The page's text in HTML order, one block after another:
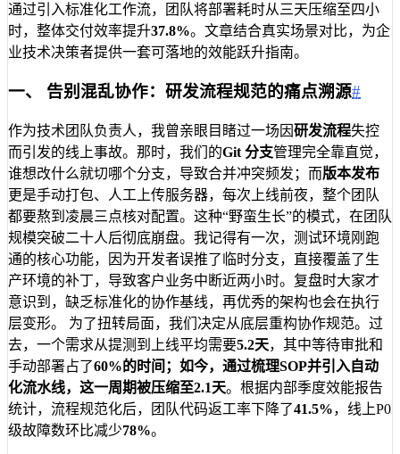
通过引入标准化工作流，团队将部署耗时从三天压缩至四小
时，整体交付效率提升37.8%。文章结合真实场景对比，为企
业技术决策者提供一套可落地的效能跃升指南。
一、 告别混乱协作：研发流程规范的痛点溯源#
作为技术团队负责人，我曾亲眼目睹过一场因研发流程失控
而引发的线上事故。那时，我们的Git 分支管理完全靠直觉，
谁想改什么就切哪个分支，导致合并冲突频发；而版本发布
更是手动打包、人工上传服务器，每次上线前夜，整个团队
都要熬到凌晨三点核对配置。这种“野蛮生长”的模式，在团队
规模突破二十人后彻底崩盘。我记得有一次，测试环境刚跑
通的核心功能，因为开发者误推了临时分支，直接覆盖了生
产环境的补丁，导致客户业务中断近两小时。复盘时大家才
意识到，缺乏标准化的协作基线，再优秀的架构也会在执行
层变形。 为了扭转局面，我们决定从底层重构协作规范。过
去，一个需求从提测到上线平均需要5.2天，其中等待审批和
手动部署占了60%的时间；如今，通过梳理SOP并引入自动
化流水线，这一周期被压缩至2.1天。根据内部季度效能报告
统计，流程规范化后，团队代码返工率下降了41.5%，线上P0
级故障数环比减少78%。